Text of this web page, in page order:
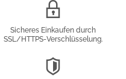
Sicheres Einkaufen durch
SSL/HTTPS-Verschlüsselung.